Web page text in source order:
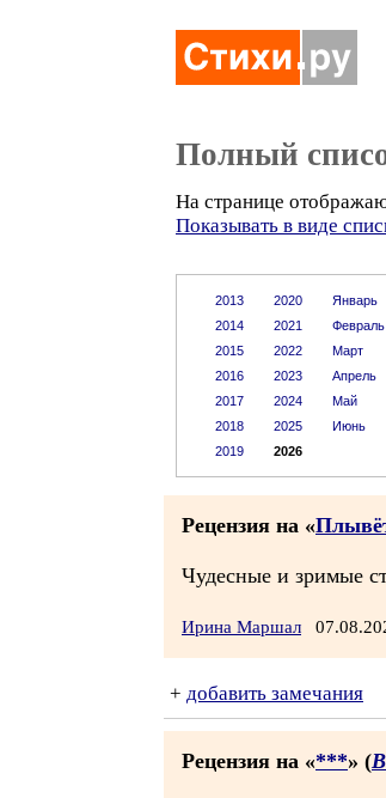
Полный
На странице
Показывать в виде
2013
2014
2015
2016
2017
2018
2019
2020
2021
2022
2023
2024
2025
2026
Январь
Февраль
Март
Апрель
Май
Июнь
Рецензия на «
Чудесные и зримые
Ирина Маршал
+ добавить замечания
Рецензия на «***» (